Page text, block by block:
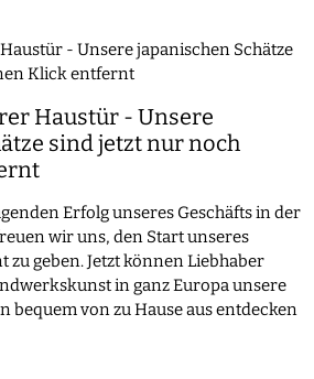
Haustür - Unsere
sind jetzt nur noch
Erfolg unseres Geschäfts in der
wir uns, den Start unseres
zu geben. Jetzt können Liebhaber
in ganz Europa unsere
bequem von zu Hause aus entdecken